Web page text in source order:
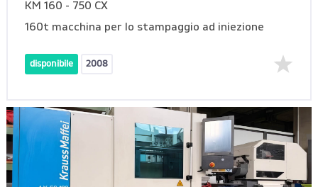
KM 160 - 750 CX
160t macchina per lo stampaggio ad iniezione
disponibile 2008